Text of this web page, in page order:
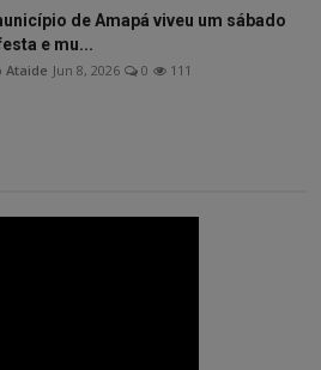
de Amapá viveu um sábado
e mu...
Ataide Jun 8, 2026 0 111